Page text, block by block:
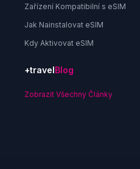
Zařízení Kompatibilní s eSIM
Jak Nainstalovat eSIM
Kdy Aktivovat eSIM
+travelBlog
Zobrazit Všechny Články